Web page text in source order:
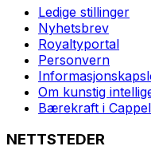
Ledige stillinger
Nyhetsbrev
Royaltyportal
Personvern
Om kunstig
Bærekraft i
NETTSTEDER